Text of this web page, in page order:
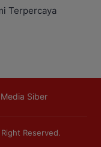
Terpercaya
Siber
Reserved.